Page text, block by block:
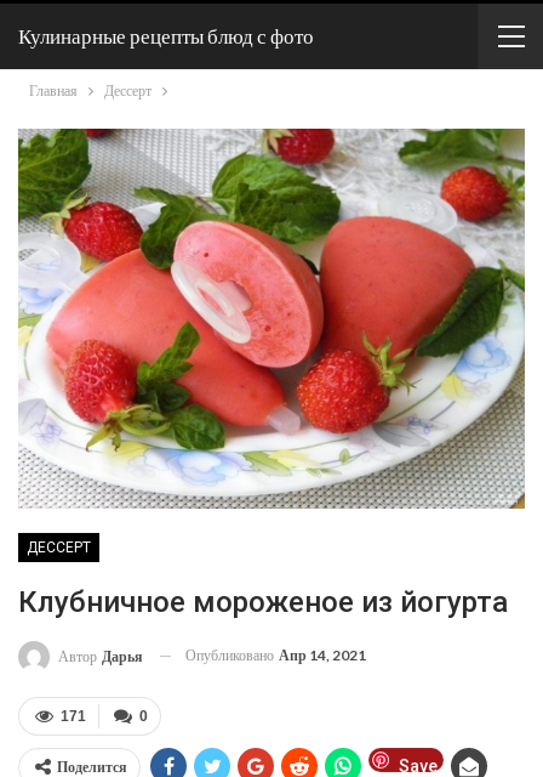
Кулинарные рецепты блюд с фото
Главная Дессерт
ДЕССЕРТ
Клубничное мороженое из йогурта
Автор Дарья Опубликовано Апр 14, 2021
0
171
Поделится Save